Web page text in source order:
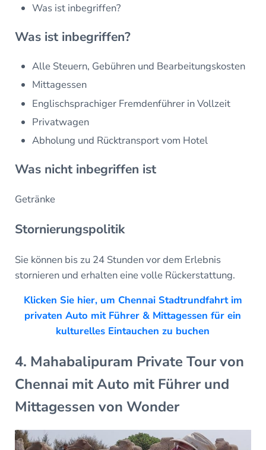
Was ist inbegriffen?
Was ist inbegriffen?
Alle Steuern, Gebühren und Bearbeitungskosten
Mittagessen
Englischsprachiger Fremdenführer in Vollzeit
Privatwagen
Abholung und Rücktransport vom Hotel
Was nicht inbegriffen ist
Getränke
Stornierungspolitik
Sie können bis zu 24 Stunden vor dem Erlebnis
stornieren und erhalten eine volle Rückerstattung.
Klicken Sie hier, um Chennai Stadtrundfahrt im
privaten Auto mit Führer & Mittagessen für ein
kulturelles Eintauchen zu buchen
4. Mahabalipuram Private Tour von
Chennai mit Auto mit Führer und
Mittagessen von Wonder